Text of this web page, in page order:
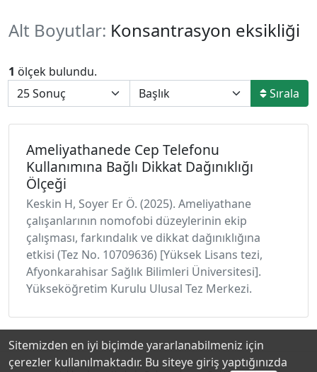
Alt Boyutlar: Konsantrasyon eksikliği
1 ölçek bulundu.
Sırala
Ameliyathanede Cep Telefonu
Kullanımına Bağlı Dikkat Dağınıklığı
Ölçeği
Keskin H, Soyer Er Ö. (2025). Ameliyathane
çalışanlarının nomofobi düzeylerinin ekip
çalışması, farkındalık ve dikkat dağınıklığına
etkisi (Tez No. 10709636) [Yüksek Lisans tezi,
Afyonkarahisar Sağlık Bilimleri Üniversitesi].
Yükseköğretim Kurulu Ulusal Tez Merkezi.
Sitemizden en iyi biçimde yararlanabilmeniz için
çerezler kullanılmaktadır. Bu siteye giriş yaptığınızda